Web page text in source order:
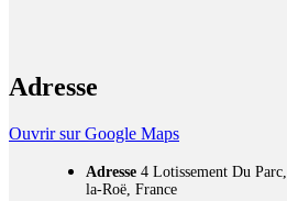
Adresse
Ouvrir sur Google Maps
Adresse 4 Lotissement Du
la-Roë, France